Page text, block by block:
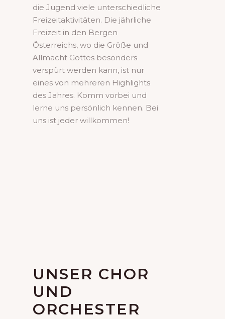
die Jugend viele unterschiedliche
Freizeitaktivitäten. Die jährliche
Freizeit in den Bergen
Österreichs, wo die Größe und
Allmacht Gottes besonders
verspürt werden kann, ist nur
eines von mehreren Highlights
des Jahres. Komm vorbei und
lerne uns persönlich kennen. Bei
uns ist jeder willkommen!
UNSER CHOR
UND
ORCHESTER